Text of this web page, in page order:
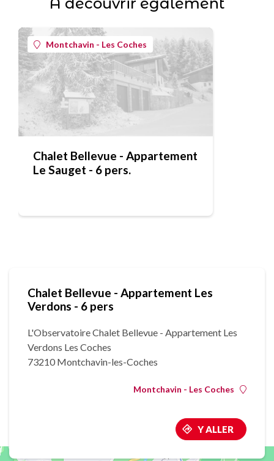
Montchavin - Les Coches
Chalet Bellevue - Appartement
Le Sauget - 6 pers.
Chalet Bellevue - Appartement Les
Verdons - 6 pers
L'Observatoire Chalet Bellevue - Appartement Les
Verdons Les Coches
73210 Montchavin-les-Coches
Montchavin - Les Coches
Y ALLER